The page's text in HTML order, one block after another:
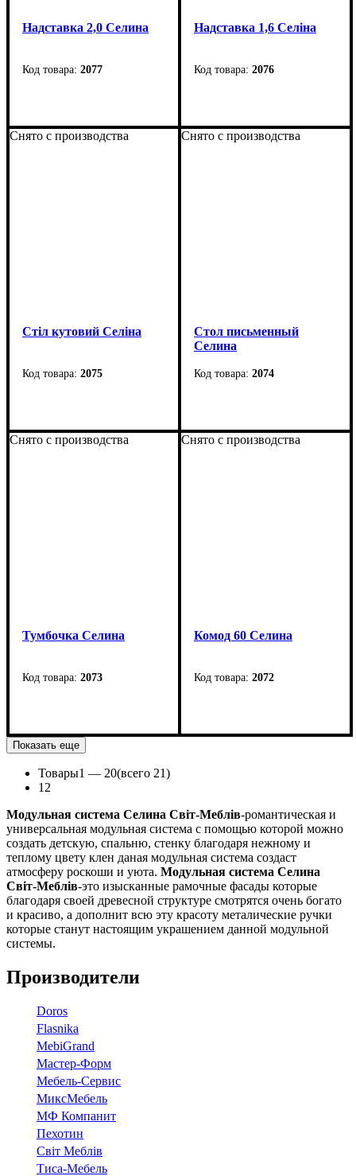
Надставка 2,0 Селина
2077
Высота:1710 мм
Глубина: 415 мм
Надставка 1,6 Селіна
2076
Высота: 1710 мм
Глубина: 415 мм
Снято с производства
Стіл кутовий Селіна
2075
Высота: 740 мм
Глубина: 900 мм
Снято с производства
Стол письменный
Селина
2074
Высота: 740 мм
Глубина: 575 мм
Снято с производства
Тумбочка Селина
2073
Высота: 530 мм
Глубина: 385 мм
Снято с производства
Комод 60 Селина
2072
Высота: 1060 мм
Показать еще
Товары1 — 20(всего 21)
1 2
Модульная система Селина Світ-Меблів-романтическая и
универсальная модульная система с помощью которой можно
создать детскую, спальню, стенку благодаря нежному и
теплому цвету клен даная модульная система создаст
атмосферу роскоши и уюта. Модульная система Селина
Світ-Меблів-это изысканные рамочные фасады которые
благодаря своей древесной структуре смотрятся очень богато
и красиво, а дополнит всю эту красоту металические ручки
которые станут настоящим украшением данной модульной
системы.
Производители
Doros
Flasnika
МebiGrand
Мастер-Форм
Мебель-Сервис
МиксМебель
МФ Компанит
Пехотин
Світ Меблів
Тиса-Мебель